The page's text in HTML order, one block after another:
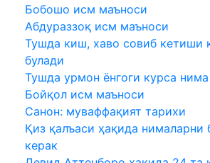
Бобошо исм маъноси
Абдураззоқ исм маъноси
Тушда киш, хаво совиб кетиши
булади
Тушда урмон ёнгоги курса
Бойқол исм маъноси
Cанон: муваффақият тарихи
Қиз қалъаси ҳақида нималарни
керак